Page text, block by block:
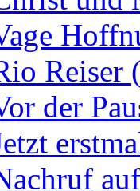
Reiser
der